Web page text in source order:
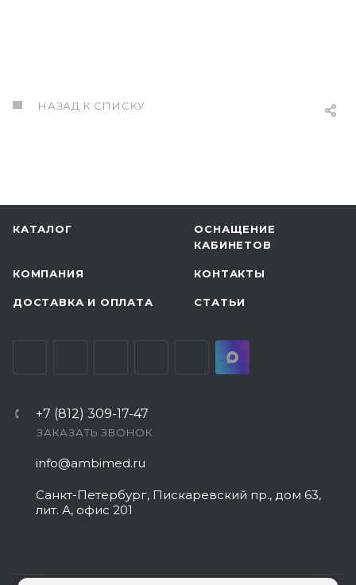
НАЗАД К СПИСКУ
КАТАЛОГ
ОСНАЩЕНИЕ
КАБИНЕТОВ
КОМПАНИЯ КОНТАКТЫ
ДОСТАВКА И ОПЛАТА СТАТЬИ
+7 (812) 309-17-47
ЗАКАЗАТЬ ЗВОНОК
info@ambimed.ru
Санкт-Петербург, Пискаревский пр., дом 63,
лит. А, офис 201